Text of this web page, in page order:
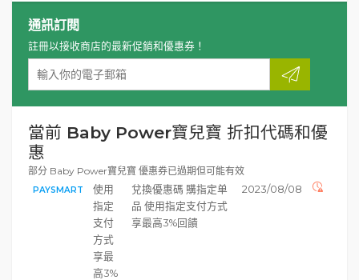
通訊訂閱
註冊以接收商店的最新促銷和優惠券！
當前 Baby Power寶兒寶 折扣代碼和優
惠
部分 Baby Power寶兒寶 優惠券已過期但可能有效
PAYSMART
使用
指定
支付
方式
享最
高3%
兌換優惠碼 購指定单
品 使用指定支付方式
享最高3%回饋
2023/08/08